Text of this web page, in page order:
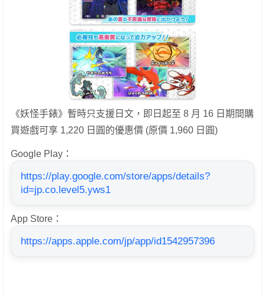
《妖怪手錶》暫時只支援日文，即日起至 8 月 16 日期間購
買遊戲可享 1,220 日圓的優惠價 (原價 1,960 日圓)
Google Play：
https://play.google.com/store/apps/details?
id=jp.co.level5.yws1
App Store：
https://apps.apple.com/jp/app/id1542957396